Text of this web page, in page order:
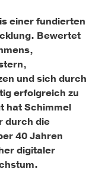
einer fundierten
Bewertet
und sich durch
erfolgreich zu
hat Schimmel
durch die
40 Jahren
digitaler